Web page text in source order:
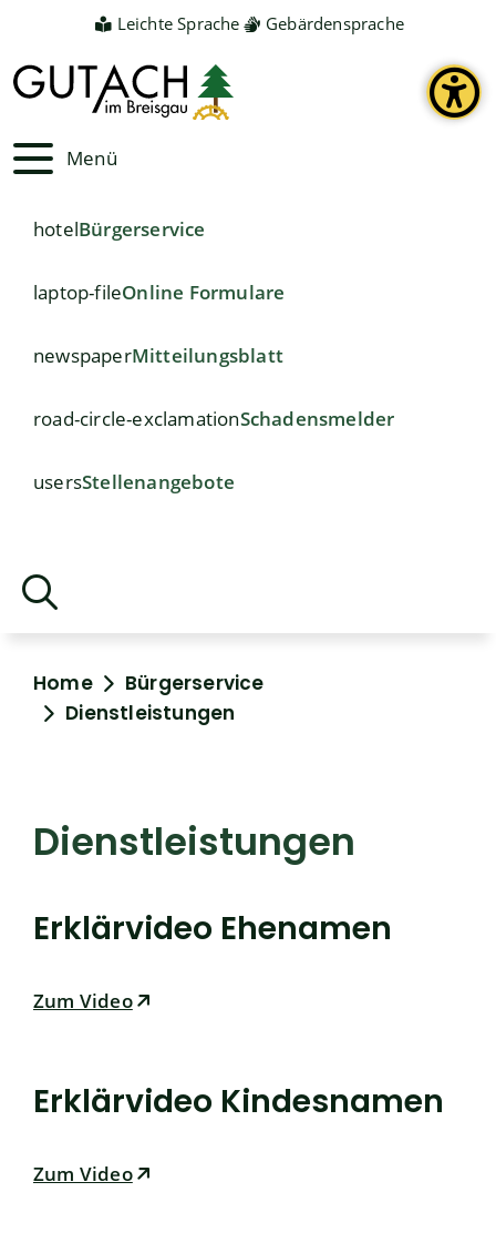
Leichte Sprache Gebärdensprache
Menü
hotelBürgerservice
laptop-fileOnline Formulare
newspaperMitteilungsblatt
road-circle-exclamationSchadensmelder
usersStellenangebote
Home
Bürgerservice
Dienstleistungen
Dienstleistungen
Erklärvideo Ehenamen
Zum Video
Erklärvideo Kindesnamen
Zum Video